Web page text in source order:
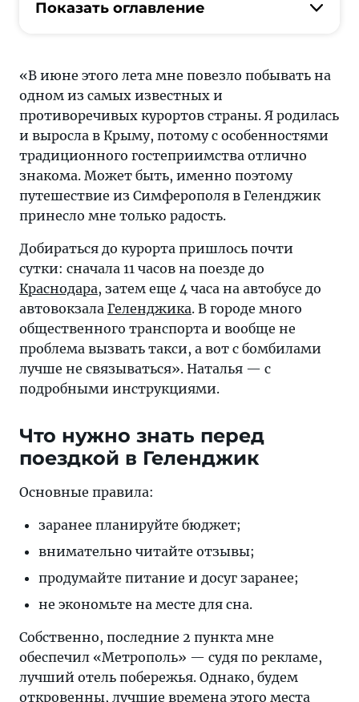
отдыхе
Геленджике,
остановиться
Геленджике
Показать оглавление
«В июне этого лета мне повезло побывать на
одном из самых известных и
противоречивых курортов страны. Я родилась
и выросла в Крыму, потому с особенностями
традиционного гостеприимства отлично
знакома. Может быть, именно поэтому
путешествие из Симферополя в Геленджик
принесло мне только радость.
Добираться до курорта пришлось почти
сутки: сначала 11 часов на поезде до
Краснодара, затем еще 4 часа на автобусе до
автовокзала Геленджика. В городе много
общественного транспорта и вообще не
проблема вызвать такси, а вот с бомбилами
лучше не связываться». Наталья — с
подробными инструкциями.
Что нужно знать перед
поездкой в Геленджик
Основные правила:
заранее планируйте бюджет;
внимательно читайте отзывы;
продумайте питание и досуг заранее;
не экономьте на месте для сна.
Собственно, последние 2 пункта мне
обеспечил «Метрополь» — судя по рекламе,
лучший отель побережья. Однако, будем
откровенны, лучшие времена этого места